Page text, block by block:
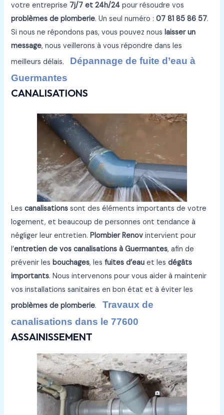
votre entreprise 7j/7 et 24h/24 pour résoudre vos
problèmes de plomberie. Un seul numéro :07 81 85 86 57.
Si nous ne répondons pas, vous pouvez nous laisser un
message, nous veillerons à vous répondre dans les
meilleurs délais. Dépannage de fuite d’eau à
Guermantes
CANALISATIONS
Lescanalisations sont des éléments importants de votre
logement, et beaucoup de personnes ont tendance à
négliger leur entretien.Plombier Renov intervient pour
l’entretien de vos canalisations à Guermantes, afin de
prévenir lesbouchages, lesfuites d’eau et lesdégâts
importants. Nous intervenons pour vous aider à maintenir
vos installations sanitaires en bon état et à éviter les
problèmes de plomberie. Travaux de
canalisations dans le 77600
ASSAINISSEMENT